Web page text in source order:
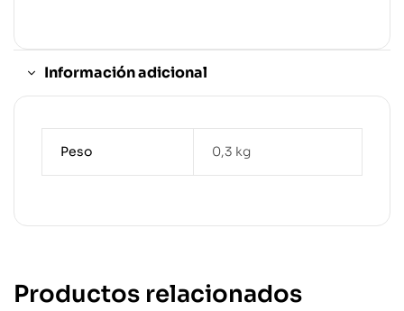
Información adicional
Peso 0,3 kg
Productos relacionados